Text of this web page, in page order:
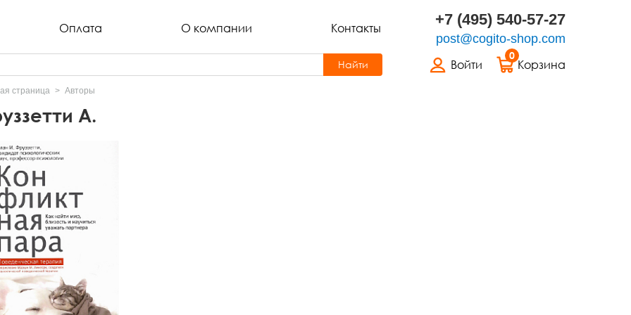
Оплата О компании Контакты +7 (495) 540-57-27
post@cogito-shop.com
Войти
0
Корзина
Найти
страница Авторы
А.